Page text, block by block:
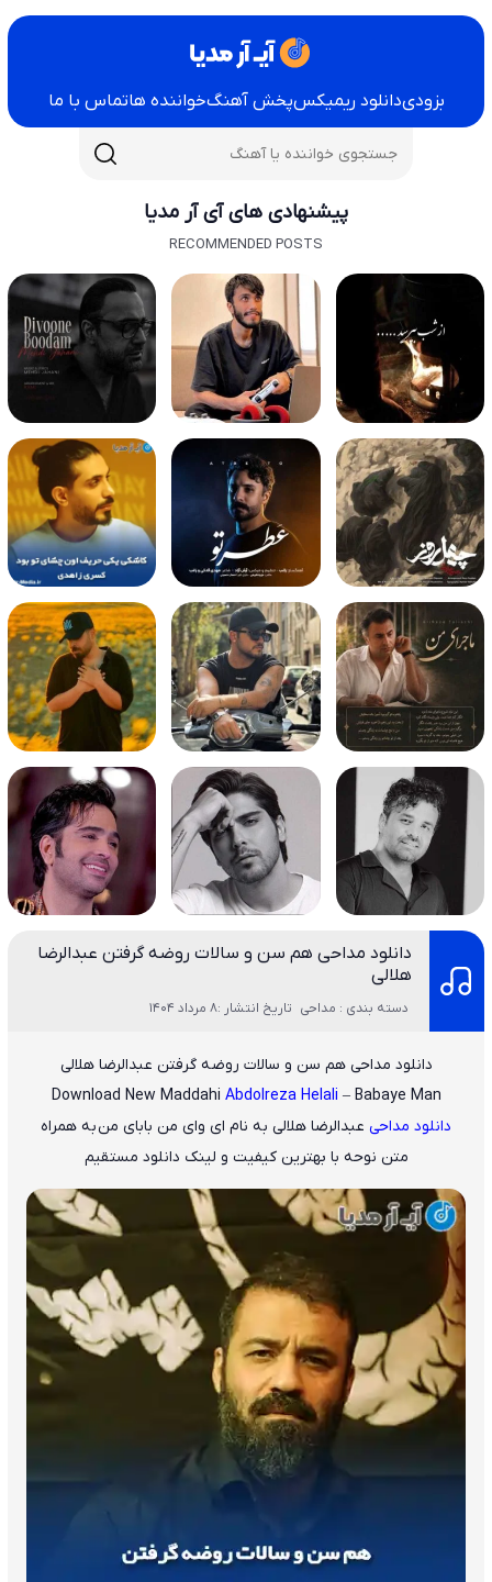
بزودیدانلود ریمیکسپخش آهنگخواننده هاتماس با ما
پیشنهادی های آی آر مدیا
RECOMMENDED POSTS
دانلود مداحی هم سن و سالات روضه گرفتن عبدالرضا
هلالی
دسته بندی : مداحی تاریخ انتشار :8 مرداد 1404
دانلود مداحی هم سن و سالات روضه گرفتن عبدالرضا هلالی
Download New Maddahi Abdolreza Helali – Babaye Man
دانلود مداحی عبدالرضا هلالی به نام ای وای من بابای منبه همراه
متن نوحه با بهترین کیفیت و لینک دانلود مستقیم